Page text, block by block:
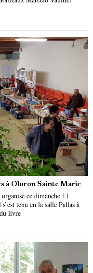
à Oloron Sainte Marie
ce dimanche 11
tenu en la salle Pallas à
livre